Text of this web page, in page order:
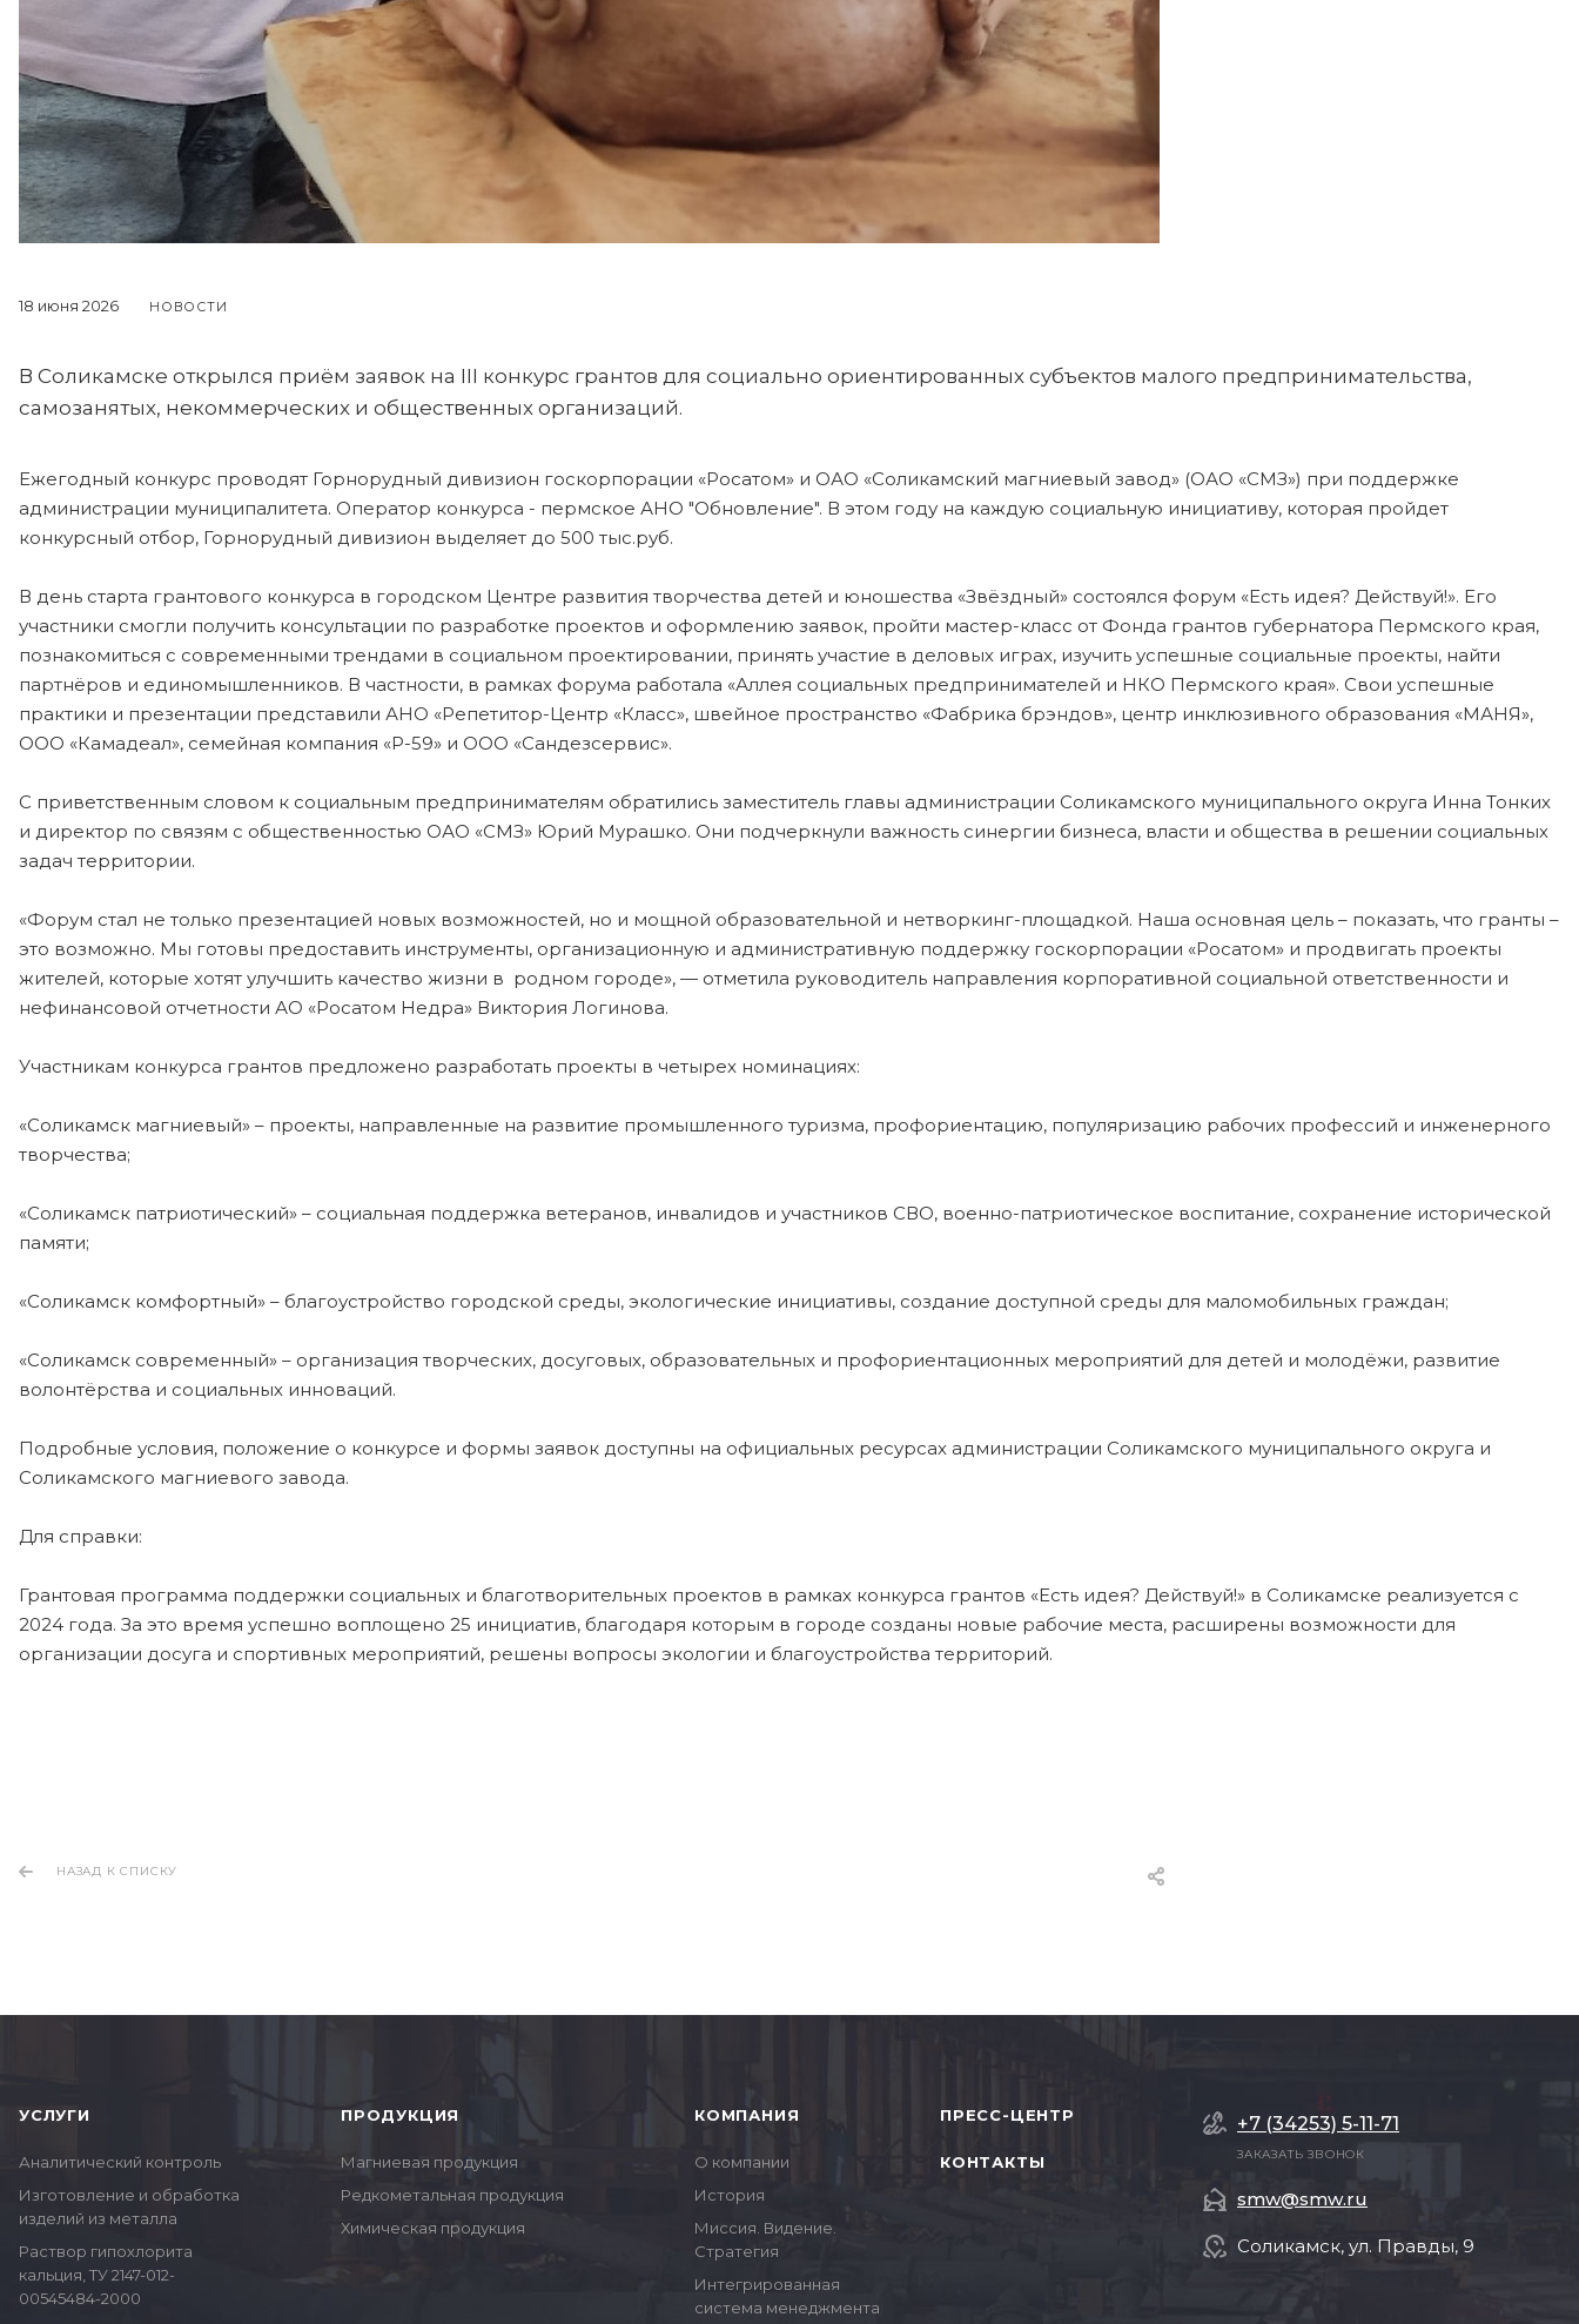
18 июня 2026 НОВОСТИ
В Соликамске открылся приём заявок на III конкурс грантов для социально ориентированных субъектов малого предпринимательства,
самозанятых, некоммерческих и общественных организаций.
Ежегодный конкурс проводят Горнорудный дивизион госкорпорации «Росатом» и ОАО «Соликамский магниевый завод» (ОАО «СМЗ») при поддержке
администрации муниципалитета. Оператор конкурса - пермское АНО "Обновление". В этом году на каждую социальную инициативу, которая пройдет
конкурсный отбор, Горнорудный дивизион выделяет до 500 тыс.руб.
В день старта грантового конкурса в городском Центре развития творчества детей и юношества «Звёздный» состоялся форум «Есть идея? Действуй!». Его
участники смогли получить консультации по разработке проектов и оформлению заявок, пройти мастер-класс от Фонда грантов губернатора Пермского края,
познакомиться с современными трендами в социальном проектировании, принять участие в деловых играх, изучить успешные социальные проекты, найти
партнёров и единомышленников. В частности, в рамках форума работала «Аллея социальных предпринимателей и НКО Пермского края». Свои успешные
практики и презентации представили АНО «Репетитор-Центр «Класс», швейное пространство «Фабрика брэндов», центр инклюзивного образования «МАНЯ»,
ООО «Камадеал», семейная компания «Р-59» и ООО «Сандезсервис».
С приветственным словом к социальным предпринимателям обратились заместитель главы администрации Соликамского муниципального округа Инна Тонких
и директор по связям с общественностью ОАО «СМЗ» Юрий Мурашко. Они подчеркнули важность синергии бизнеса, власти и общества в решении социальных
задач территории.
«Форум стал не только презентацией новых возможностей, но и мощной образовательной и нетворкинг-площадкой. Наша основная цель – показать, что гранты –
это возможно. Мы готовы предоставить инструменты, организационную и административную поддержку госкорпорации «Росатом» и продвигать проекты
жителей, которые хотят улучшить качество жизни в родном городе», — отметила руководитель направления корпоративной социальной ответственности и
нефинансовой отчетности АО «Росатом Недра» Виктория Логинова.
Участникам конкурса грантов предложено разработать проекты в четырех номинациях:
«Соликамск магниевый» – проекты, направленные на развитие промышленного туризма, профориентацию, популяризацию рабочих профессий и инженерного
творчества;
«Соликамск патриотический» – социальная поддержка ветеранов, инвалидов и участников СВО, военно-патриотическое воспитание, сохранение исторической
памяти;
«Соликамск комфортный» – благоустройство городской среды, экологические инициативы, создание доступной среды для маломобильных граждан;
«Соликамск современный» – организация творческих, досуговых, образовательных и профориентационных мероприятий для детей и молодёжи, развитие
волонтёрства и социальных инноваций.
Подробные условия, положение о конкурсе и формы заявок доступны на официальных ресурсах администрации Соликамского муниципального округа и
Соликамского магниевого завода.
Для справки:
Грантовая программа поддержки социальных и благотворительных проектов в рамках конкурса грантов «Есть идея? Действуй!» в Соликамске реализуется с
2024 года. За это время успешно воплощено 25 инициатив, благодаря которым в городе созданы новые рабочие места, расширены возможности для
организации досуга и спортивных мероприятий, решены вопросы экологии и благоустройства территорий.
НАЗАД К СПИСКУ
УСЛУГИ
Аналитический контроль
Изготовление и обработка
изделий из металла
Раствор гипохлорита
кальция, ТУ 2147-012-
00545484-2000
ПРОДУКЦИЯ
Магниевая продукция
Редкометальная продукция
Химическая продукция
КОМПАНИЯ
О компании
История
Миссия. Видение.
Стратегия
Интегрированная
система менеджмента
ПРЕСС-ЦЕНТР
КОНТАКТЫ
+7 (34253) 5-11-71
ЗАКАЗАТЬ ЗВОНОК
smw@smw.ru
Соликамск, ул. Правды, 9